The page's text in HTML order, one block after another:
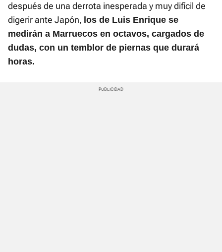
después de una derrota inesperada y muy difícil de
digerir ante Japón, los de Luis Enrique se
medirán a Marruecos en octavos, cargados de
dudas, con un temblor de piernas que durará
horas.